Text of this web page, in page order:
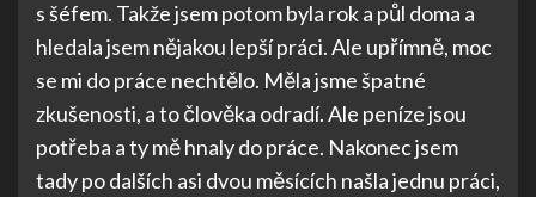
s šéfem. Takže jsem potom byla rok a půl doma a
hledala jsem nějakou lepší práci. Ale upřímně, moc
se mi do práce nechtělo. Měla jsme špatné
zkušenosti, a to člověka odradí. Ale peníze jsou
potřeba a ty mě hnaly do práce. Nakonec jsem
tady po dalších asi dvou měsících našla jednu práci,